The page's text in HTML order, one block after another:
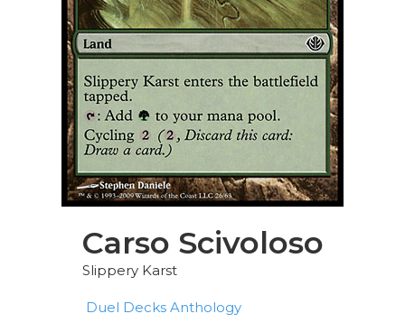
Carso Scivoloso
Slippery Karst
Duel Decks Anthology